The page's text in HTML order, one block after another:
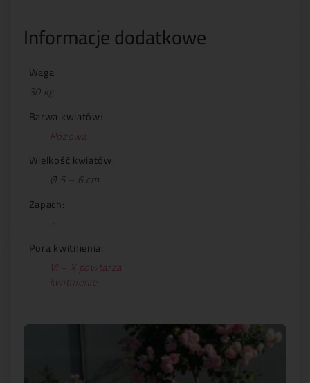
Informacje dodatkowe
Waga
30 kg
Barwa kwiatów:
Różowa
Wielkość kwiatów:
Ø 5 – 6 cm
Zapach:
+
Pora kwitnienia:
VI – X powtarza
kwitnienie